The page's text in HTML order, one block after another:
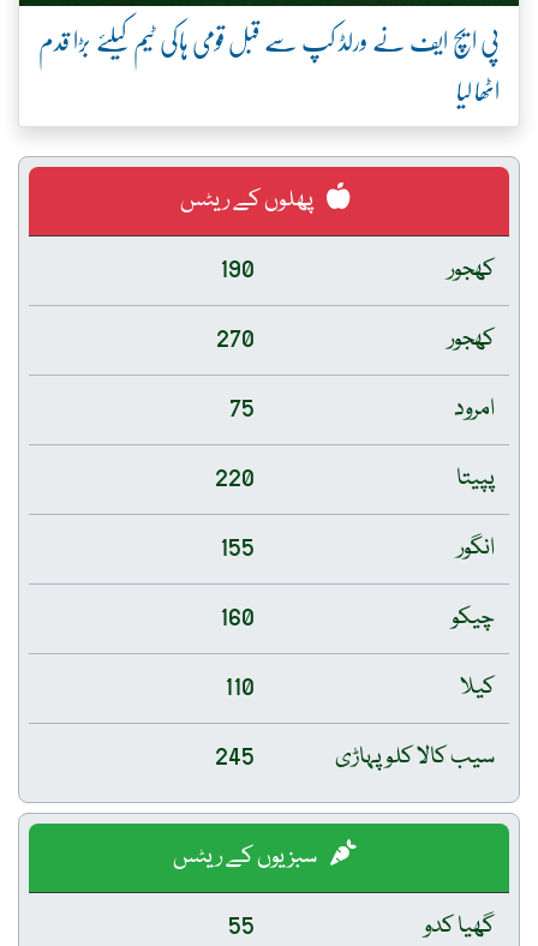
پی ایچ ایف نے ورلڈ کپ سے قبل قومی ہاکی ٹیم کیلئے بڑا قدم
اٹھا لیا
پھلوں کے ریٹس
کھجور
190
کھجور
270
امرود
75
پپیتا
220
انگور
155
چیکو
160
کیلا
110
سیب کالا کلو پہاڑی
245
سبزیوں کے ریٹس
گھیا کدو
55